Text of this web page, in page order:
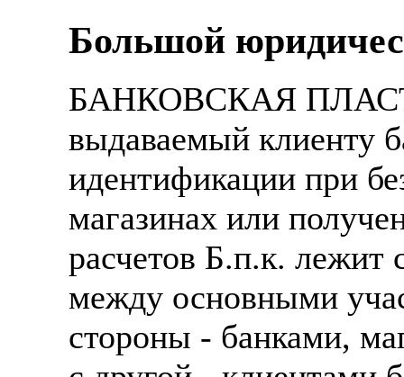
Большой
БАНКОВСКАЯ
выдаваемый клиенту
идентификации при
магазинах или
расчетов Б.п.к. лежит
между основными
стороны - банками,